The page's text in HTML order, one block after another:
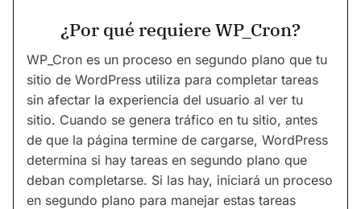
¿Por qué requiere WP_Cron?
WP_Cron es un proceso en segundo plano que tu
sitio de WordPress utiliza para completar tareas
sin afectar la experiencia del usuario al ver tu
sitio. Cuando se genera tráfico en tu sitio, antes
de que la página termine de cargarse, WordPress
determina si hay tareas en segundo plano que
deban completarse. Si las hay, iniciará un proceso
en segundo plano para manejar estas tareas